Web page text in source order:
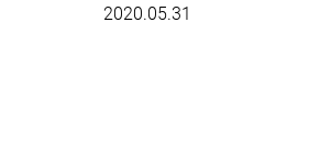
2020.05.31